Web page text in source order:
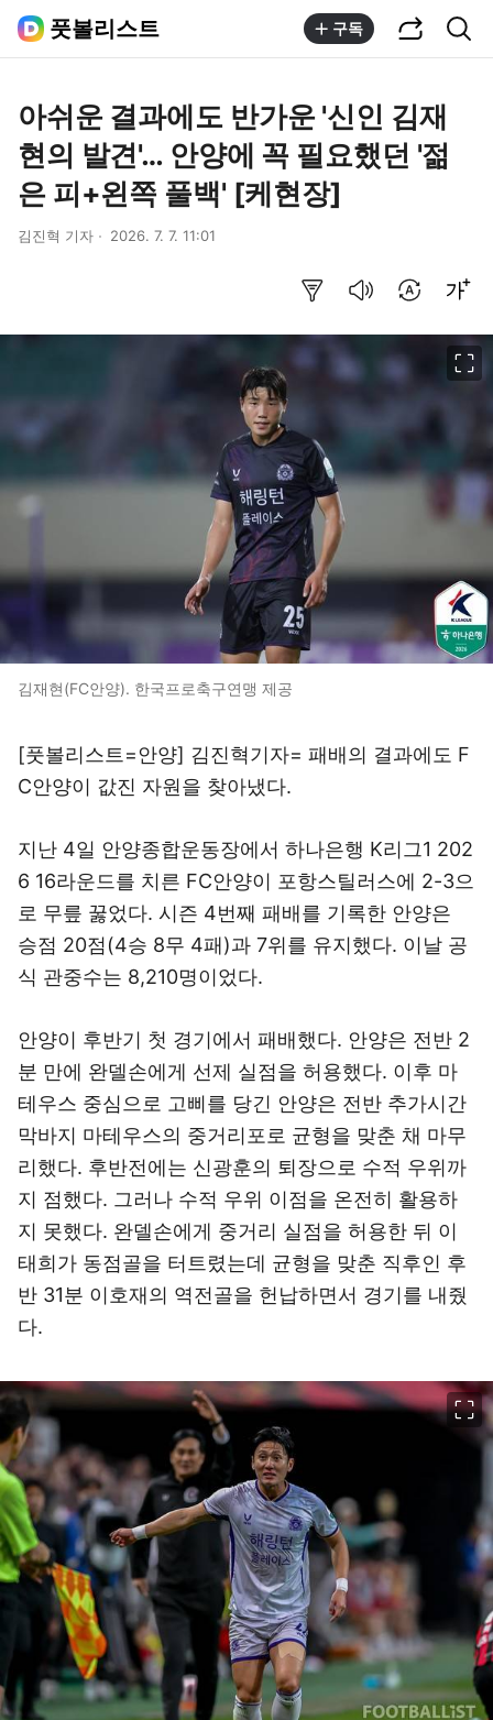
풋볼리스트 구독
아쉬운 결과에도 반가운 '신인 김재
현의 발견'… 안양에 꼭 필요했던 '젊
은 피+왼쪽 풀백' [케현장]
김진혁 기자 2026. 7. 7. 11:01
김재현(FC안양). 한국프로축구연맹 제공
[풋볼리스트=안양] 김진혁기자= 패배의 결과에도 F
C안양이 값진 자원을 찾아냈다.
지난 4일 안양종합운동장에서 하나은행 K리그1 202
6 16라운드를 치른 FC안양이 포항스틸러스에 2-3으
로 무릎 꿇었다. 시즌 4번째 패배를 기록한 안양은
승점 20점(4승 8무 4패)과 7위를 유지했다. 이날 공
식 관중수는 8,210명이었다.
안양이 후반기 첫 경기에서 패배했다. 안양은 전반 2
분 만에 완델손에게 선제 실점을 허용했다. 이후 마
테우스 중심으로 고삐를 당긴 안양은 전반 추가시간
막바지 마테우스의 중거리포로 균형을 맞춘 채 마무
리했다. 후반전에는 신광훈의 퇴장으로 수적 우위까
지 점했다. 그러나 수적 우위 이점을 온전히 활용하
지 못했다. 완델손에게 중거리 실점을 허용한 뒤 이
태희가 동점골을 터트렸는데 균형을 맞춘 직후인 후
반 31분 이호재의 역전골을 헌납하면서 경기를 내줬
다.